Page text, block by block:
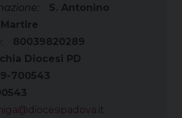
S. Antonino
80039820289
Diocesi PD
700543